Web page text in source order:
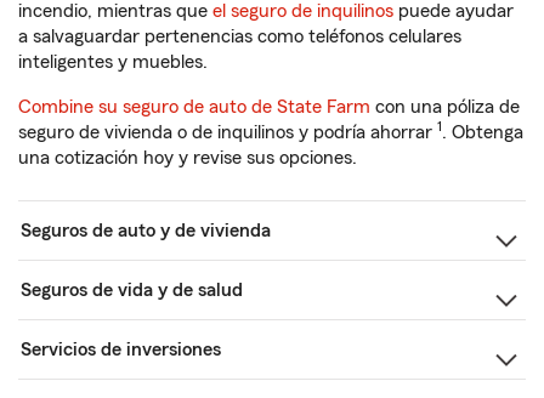
incendio, mientras que el seguro de inquilinos puede ayudar
a salvaguardar pertenencias como teléfonos celulares
inteligentes y muebles.
Combine su seguro de auto de State Farm con una póliza de
seguro de vivienda o de inquilinos y podría ahorrar 1. Obtenga
una cotización hoy y revise sus opciones.
Seguros de auto y de vivienda
Seguros de vida y de salud
Servicios de inversiones